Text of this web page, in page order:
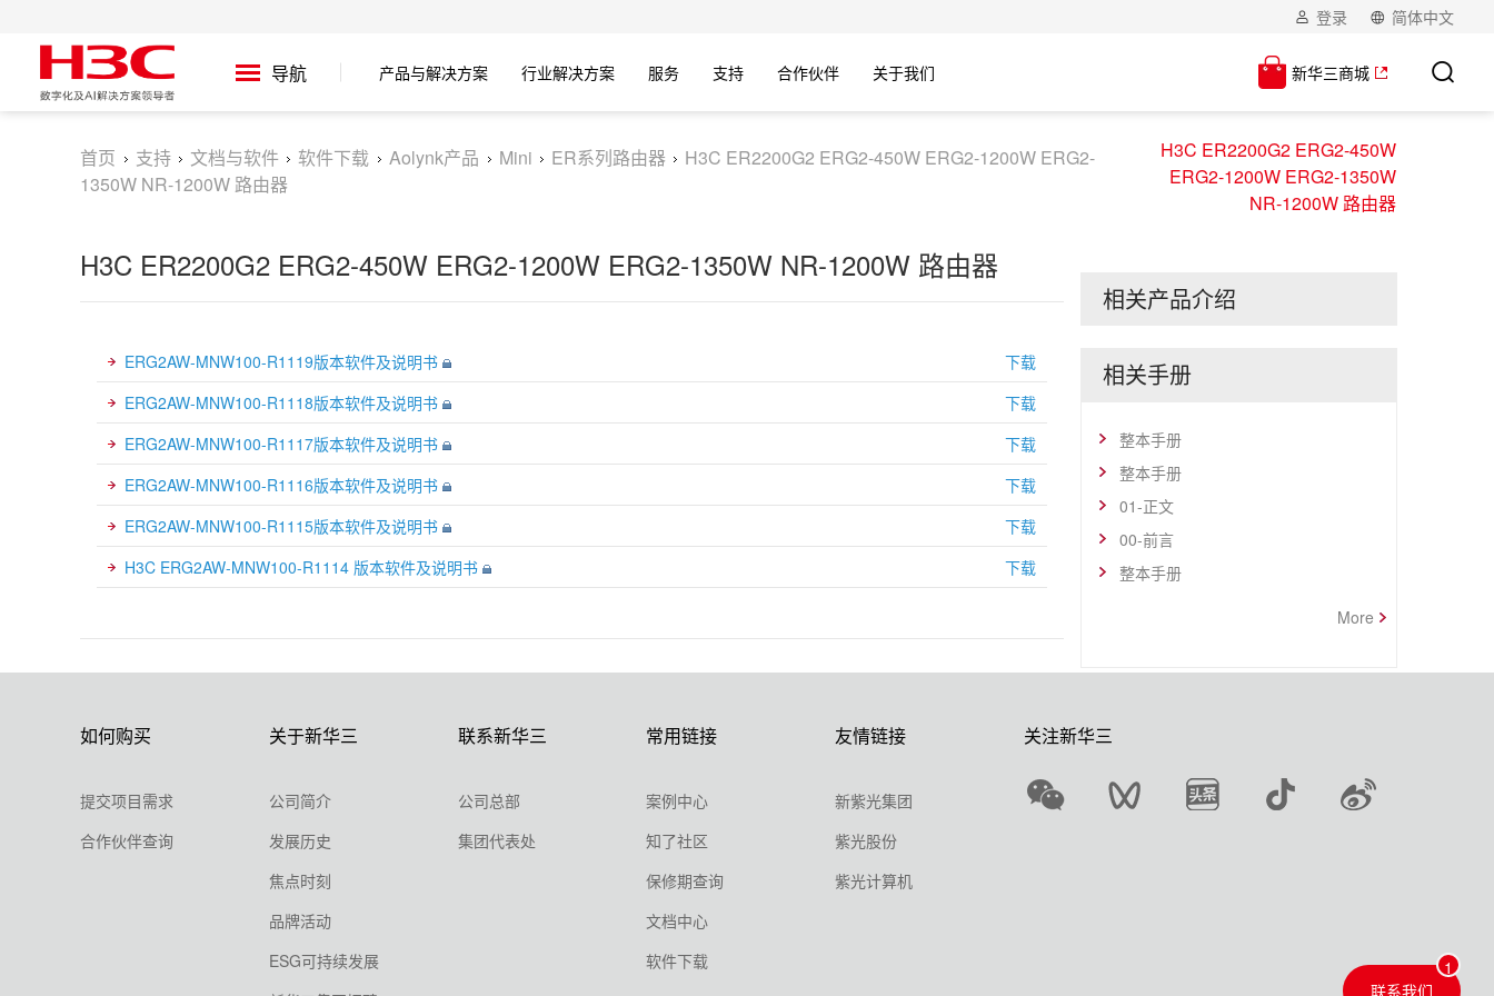
登录 简体中文
导航 产品与解决方案 行业解决方案 服务 支持 合作伙伴 关于我们 新华三商城
H3C ER2200G2 ERG2-450W
ERG2-1200W ERG2-1350W
NR-1200W 路由器
首页 支持 文档与软件 软件下载 Aolynk产品 Mini ER系列路由器
H3C ER2200G2 ERG2-450W ERG2-1200W ERG2-
1350W NR-1200W 路由器
H3C ER2200G2 ERG2-450W ERG2-1200W ERG2-1350W NR-1200W 路由器
ERG2AW-MNW100-R1119版本软件及说明书
下载
ERG2AW-MNW100-R1118版本软件及说明书
下载
ERG2AW-MNW100-R1117版本软件及说明书
下载
ERG2AW-MNW100-R1116版本软件及说明书
下载
ERG2AW-MNW100-R1115版本软件及说明书
下载
H3C ERG2AW-MNW100-R1114 版本软件及说明书
下载
相关产品介绍
相关手册
整本手册
整本手册
01-正文
00-前言
整本手册
More
如何购买
提交项目需求
合作伙伴查询
关于新华三
公司简介
发展历史
焦点时刻
品牌活动
ESG可持续发展
联系新华三
公司总部
集团代表处
常用链接
案例中心
知了社区
保修期查询
文档中心
软件下载
友情链接
新紫光集团
紫光股份
紫光计算机
关注新华三
联系我们